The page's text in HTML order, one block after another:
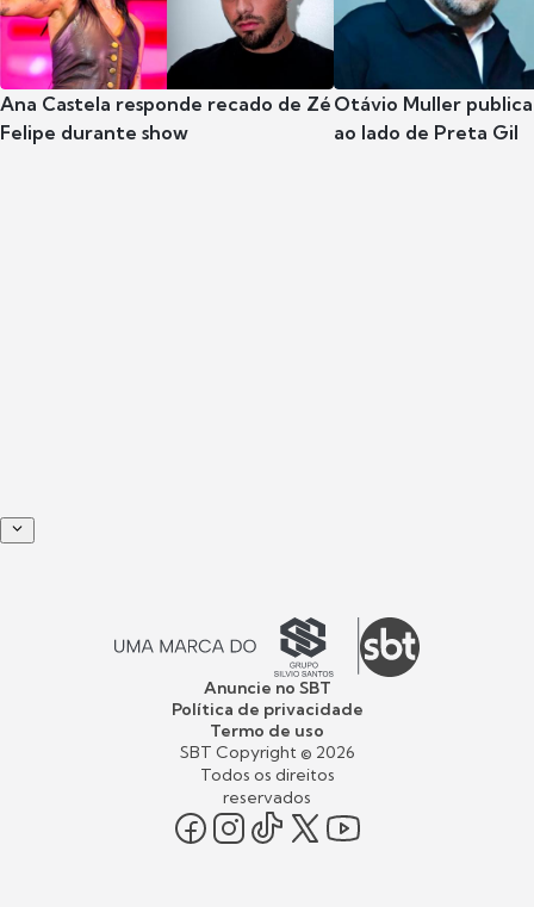
Ana Castela responde recado de Zé
Felipe durante show
Otávio Muller
ao lado de Preta Gil
Anuncie no SBT
Política de privacidade
Termo de uso
SBT Copyright © 2026
Todos os direitos
reservados